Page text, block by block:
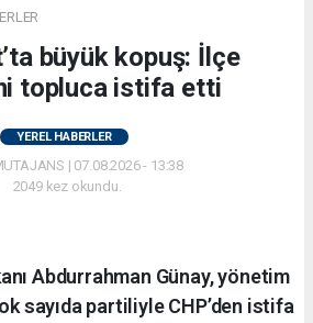
büyük kopuş: İlçe
topluca istifa etti
YEREL HABERLER
| 07.08.2026 - 13:38
2049 kez okundu.
Abdurrahman Günay, yönetim
sayıda partiliyle CHP’den istifa